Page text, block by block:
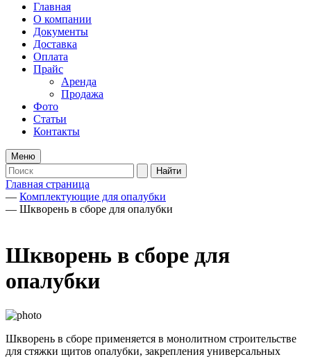
Главная
О компании
Документы
Доставка
Оплата
Прайс
Аренда
Продажа
Фото
Статьи
Контакты
Меню
Главная страница
— Комплектующие для опалубки
— Шкворень в сборе для опалубки
Шкворень в сборе для
опалубки
Шкворень в сборе применяется в монолитном строительстве
для стяжки щитов опалубки, закрепления универсальных